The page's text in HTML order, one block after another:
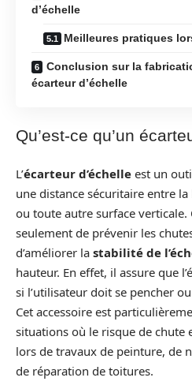
d’échelle
Meilleures pratiques
Conclusion sur la
écarteur d’échelle
Qu’est-ce qu’un
L’écarteur d’échelle est un
une distance sécuritaire entre la
ou toute autre surface verticale.
seulement de prévenir les
d’améliorer la stabilité de
hauteur. En effet, il assure que
si l’utilisateur doit se pencher
Cet accessoire est
situations où le risque de chute
lors de travaux de peinture, de
de réparation de toitures.